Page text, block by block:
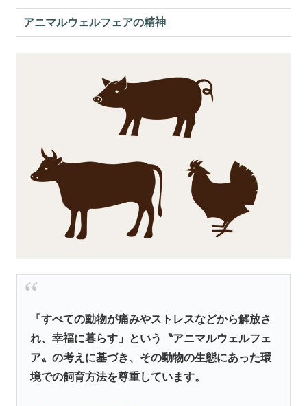
アニマルウェルフェアの精神
「すべての動物が痛みやストレスなどから解放さ
れ、幸福に暮らす」という〝アニマルウェルフェ
ア〟の考えに基づき、その動物の生態にあった環
境での飼育方法を尊重しています。